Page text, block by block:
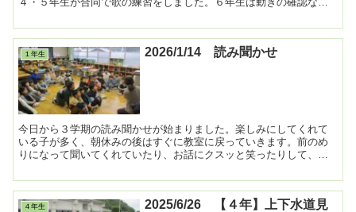
１年生 2026/1/14 読み聞かせ
今日から３学期の読み聞かせが始まりました。楽しみにしてくれて
いる子が多く、朝休みの後はすぐに教室に戻っていきます。前のめ
りになって聞いてくれていたり、お話にクスッと笑ったりして、絵
４年生
2025/6/26 【４年】上下水道見